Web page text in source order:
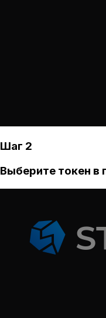
Шаг 2
Выберите токен в